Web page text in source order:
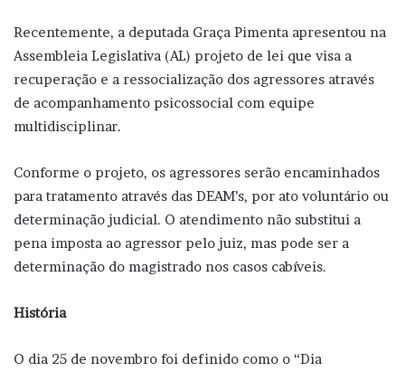
Recentemente, a deputada Graça Pimenta apresentou na
Assembleia Legislativa (AL) projeto de lei que visa a
recuperação e a ressocialização dos agressores através
de acompanhamento psicossocial com equipe
multidisciplinar.
Conforme o projeto, os agressores serão encaminhados
para tratamento através das DEAM’s, por ato voluntário ou
determinação judicial. O atendimento não substitui a
pena imposta ao agressor pelo juiz, mas pode ser a
determinação do magistrado nos casos cabíveis.
História
O dia 25 de novembro foi definido como o “Dia